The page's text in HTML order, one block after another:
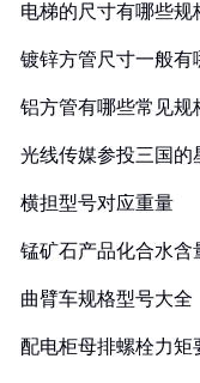
电梯的尺寸有哪些规
镀锌方管尺寸一般有
铝方管有哪些常见规
光线传媒参投三国的
横担型号对应重量
锰矿石产品化合水含
曲臂车规格型号大全
配电柜母排螺栓力矩